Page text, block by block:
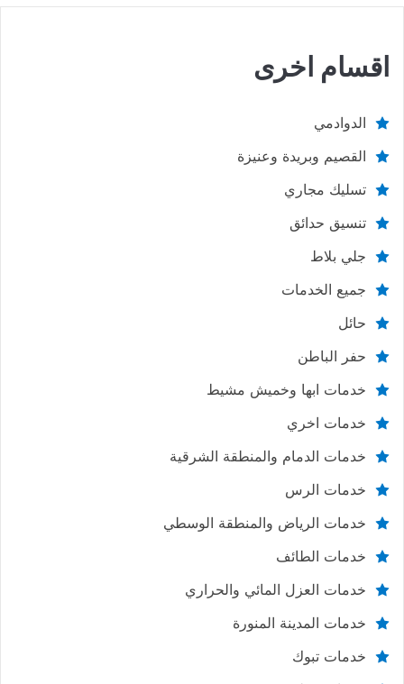
اقسام اخرى
الدوادمي
القصيم وبريدة وعنيزة
تسليك مجاري
تنسيق حدائق
جلي بلاط
جميع الخدمات
حائل
حفر الباطن
خدمات ابها وخميش مشيط
خدمات اخري
خدمات الدمام والمنطقة الشرقية
خدمات الرس
خدمات الرياض والمنطقة الوسطي
خدمات الطائف
خدمات العزل المائي والحراري
خدمات المدينة المنورة
خدمات تبوك